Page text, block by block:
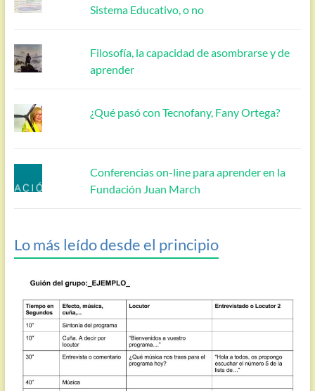
Sistema Educativo, o no
Filosofía, la capacidad de asombrarse y de
aprender
¿Qué pasó con Tecnofany, Fany Ortega?
Conferencias on-line para aprender en la
Fundación Juan March
Lo más leído desde el principio